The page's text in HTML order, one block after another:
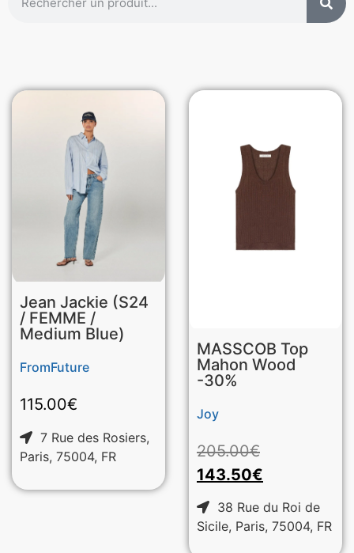
Jean Jackie (S24
/ FEMME /
Medium Blue)
FromFuture
115.00€
7 Rue des Rosiers,
Paris, 75004, FR
MASSCOB Top
Mahon Wood
-30%
Joy
205.00€
143.50€
38 Rue du Roi de
Sicile, Paris, 75004, FR